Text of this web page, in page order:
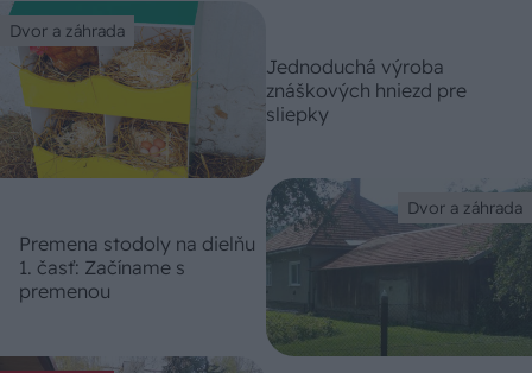
Dvor a záhrada
Jednoduchá výroba
znáškových hniezd pre
sliepky
Dvor a záhrada
Premena stodoly na dielňu
1. časť: Začíname s
premenou